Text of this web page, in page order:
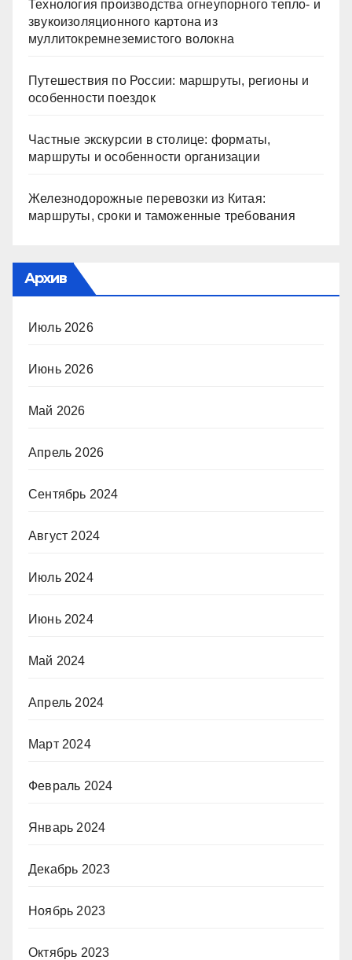
Технология производства огнеупорного тепло- и
звукоизоляционного картона из
муллитокремнеземистого волокна
Путешествия по России: маршруты, регионы и
особенности поездок
Частные экскурсии в столице: форматы,
маршруты и особенности организации
Железнодорожные перевозки из Китая:
маршруты, сроки и таможенные требования
Архив
Июль 2026
Июнь 2026
Май 2026
Апрель 2026
Сентябрь 2024
Август 2024
Июль 2024
Июнь 2024
Май 2024
Апрель 2024
Март 2024
Февраль 2024
Январь 2024
Декабрь 2023
Ноябрь 2023
Октябрь 2023